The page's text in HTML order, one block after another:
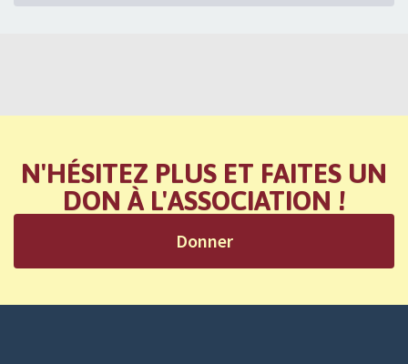
N'HÉSITEZ PLUS ET FAITES UN
DON À L'ASSOCIATION !
Donner